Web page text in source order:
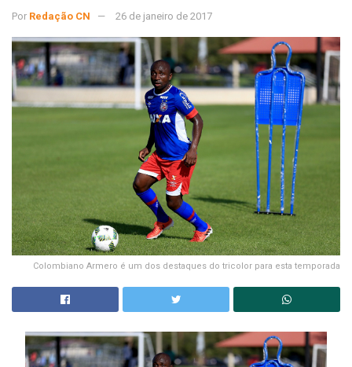
Por Redação CN 26 de janeiro de 2017
Colombiano Armero é um dos destaques do tricolor para esta temporada